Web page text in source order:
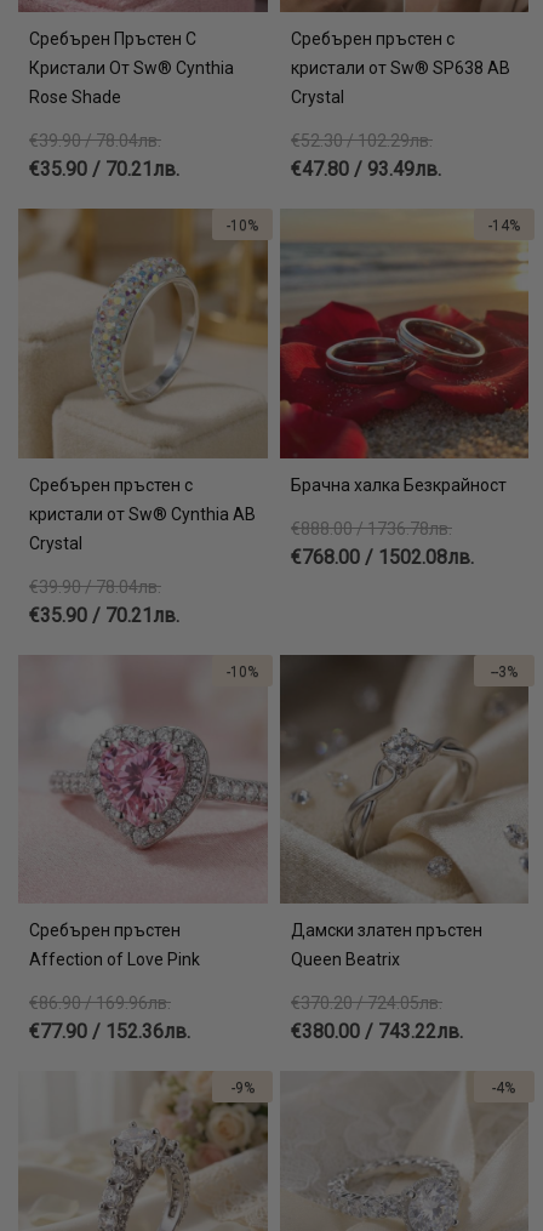
Сребърен Пръстен С
Кристали От Sw® Cynthia
Rose Shade
€39.90 / 78.04лв.
€35.90 / 70.21лв.
Сребърен пръстен с
кристали от Sw® SP638 AB
Crystal
€52.30 / 102.29лв.
€47.80 / 93.49лв.
Сребърен пръстен с
кристали от Sw® Cynthia AB
Crystal
€39.90 / 78.04лв.
€35.90 / 70.21лв.
-10%
Брачна халка Безкрайност
€888.00 / 1736.78лв.
€768.00 / 1502.08лв.
-14%
Сребърен пръстен
Affection of Love Pink
€86.90 / 169.96лв.
€77.90 / 152.36лв.
-10%
Дамски златен пръстен
Queen Beatrix
€370.20 / 724.05лв.
€380.00 / 743.22лв.
--3%
-9% -4%